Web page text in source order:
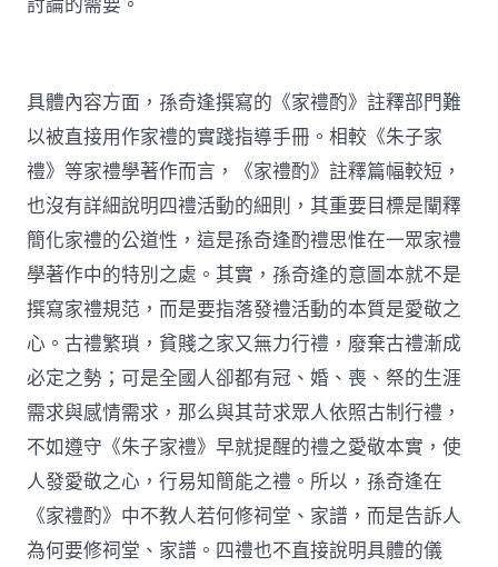
具體內容方面，孫奇逢撰寫的《家禮酌》註釋部門難
以被直接用作家禮的實踐指導手冊。相較《朱子家
禮》等家禮學著作而言，《家禮酌》註釋篇幅較短，
也沒有詳細說明四禮活動的細則，其重要目標是闡釋
簡化家禮的公道性，這是孫奇逢酌禮思惟在一眾家禮
學著作中的特別之處。其實，孫奇逢的意圖本就不是
撰寫家禮規范，而是要指落發禮活動的本質是愛敬之
心。古禮繁瑣，貧賤之家又無力行禮，廢棄古禮漸成
必定之勢；可是全國人卻都有冠、婚、喪、祭的生涯
需求與感情需求，那么與其苛求眾人依照古制行禮，
不如遵守《朱子家禮》早就提醒的禮之愛敬本實，使
人發愛敬之心，行易知簡能之禮。所以，孫奇逢在
《家禮酌》中不教人若何修祠堂、家譜，而是告訴人
為何要修祠堂、家譜。四禮也不直接說明具體的儀